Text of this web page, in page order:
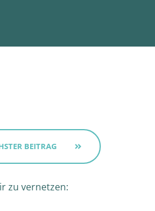
BEITRAG
zu vernetzen: